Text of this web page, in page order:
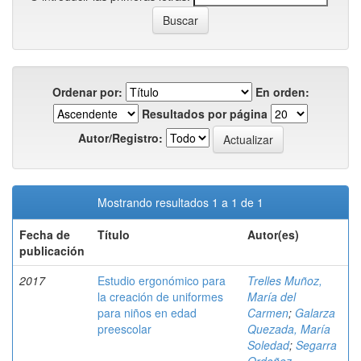
Ordenar por:
En orden:
Resultados por página
Autor/Registro:
Mostrando resultados 1 a 1 de 1
Fecha de
publicación
Título Autor(es)
2017
Estudio ergonómico para
la creación de uniformes
para niños en edad
preescolar
Trelles Muñoz,
María del
Carmen; Galarza
Quezada, María
Soledad; Segarra